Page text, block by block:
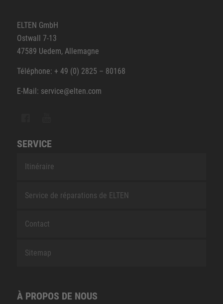
ELTEN GmbH
Ostwall 7-13
47589 Uedem, Allemagne
Téléphone: + 49 (0) 2825 – 80168
E-Mail: service@elten.com
SERVICE
Itinéraire
Service de réparations de ELTEN
Contact
Sitemap
À PROPOS DE NOUS